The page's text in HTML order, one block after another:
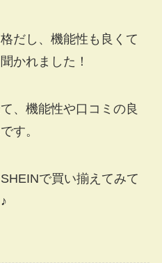
だし、機能性も良くて
かれました！
、機能性や口コミの良
す。
で買い揃えてみて